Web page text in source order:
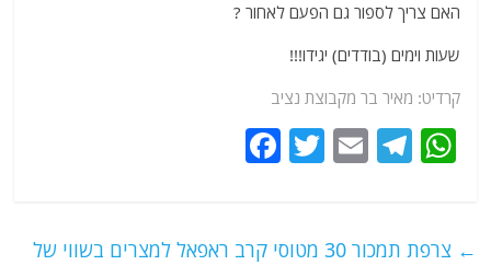
האם צריך לספור גם הפעם לאחור ?
שעות וימים (בודדים) יגידו!!!
קרדיט: מאיר בר מקבוצת נציב
W
s
T
g
E
l
T
er
e ← צרפת תמכור 30 מטוסי קרב ראפאל למצרים בשווי של